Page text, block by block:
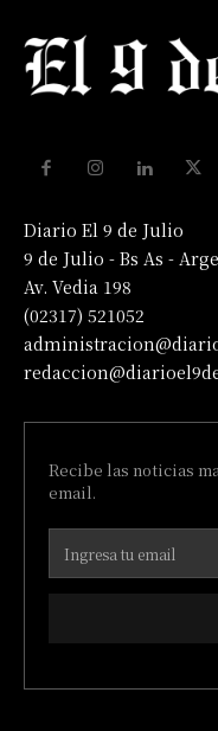
Diario El 9 de Julio
9 de Julio - Bs As -
Av. Vedia 198
(02317) 521052
Recibe las noticias
email.